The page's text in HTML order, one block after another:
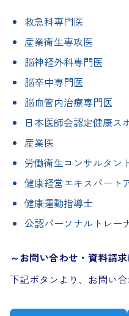
救急科専門医
産業衛生専攻医
脳神経外科専門医
脳卒中専門医
脳血管内治療専門医
日本医師会認定健康ス
産業医
労働衛生コンサルタン
健康経営エキスパート
健康運動指導士
公認パーソナルトレー
～お問い合わせ・資料請
下記ボタンより、お問い